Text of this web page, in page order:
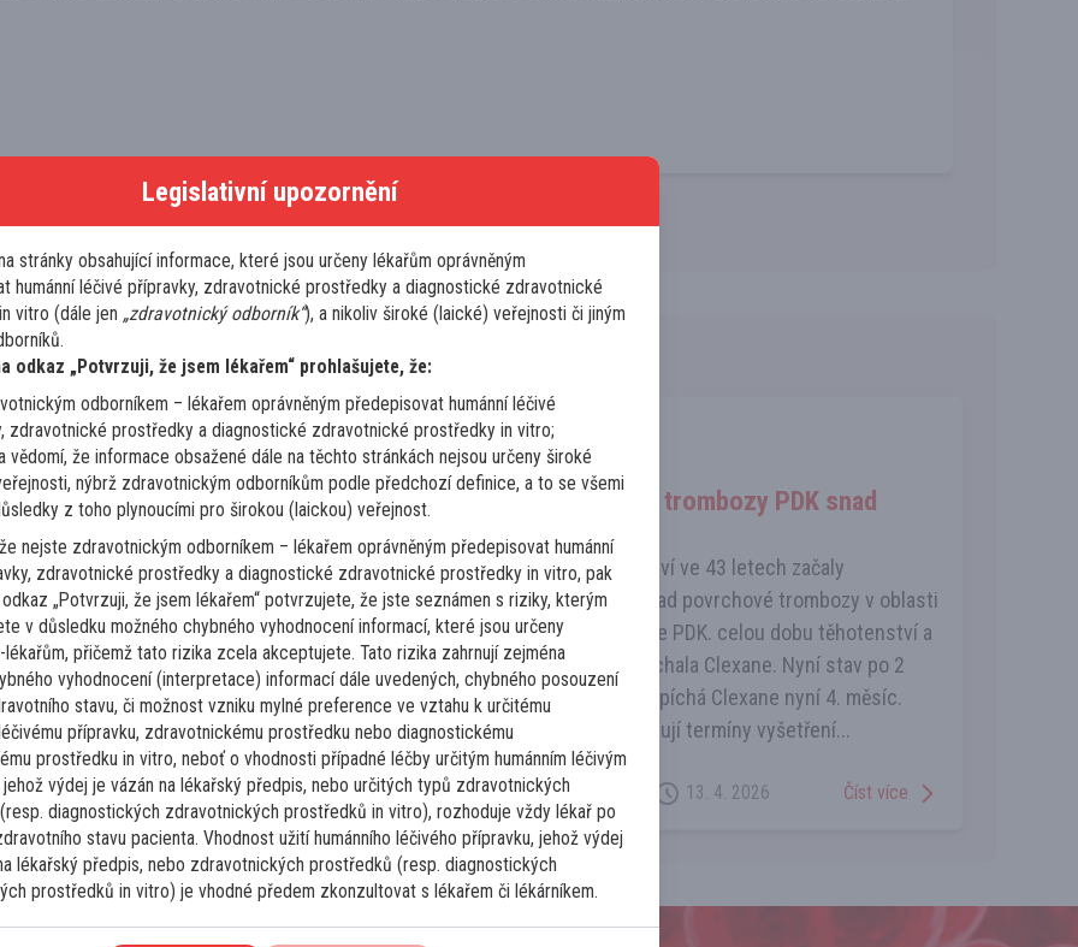
Hematolog
Lymfomy a CLL
Pacientka so súčasným ochorením -
HL + myelóm / oba aktívne
ochorenia/
Dobrý deň, chcem sa poradiť o liečbe našej
69-ročnej pacientky - v úvode s prítomným HL,
typ MC, KŠ III.B, po opakovaných cykloch cht
(ABVD, RAT, DHAP, Adcetris+bendamustin,UL-
Adcetris), t.č. prítomný podľa PET/CT
vyšetrenia aj relaps HL (zahájená l...
3 3. 5. 2026 Číst více
Gynekolog
Myelom
Opakované trombozy PDK snad
povrchové
V 2. těhotenství ve 43 letech začaly
opakované snad povrchové trombozy v oblasti
v ohybu kolene PDK. celou dobu těhotenství a
šestinedělí píchala Clexane. Nyní stav po 2
letech stejný, píchá Clexane nyní 4. měsíc.
Stále se oddalují termíny vyšetření...
13. 4. 2026 Číst více
Legislativní upozornění
stránky obsahující informace, které jsou určeny lékařům oprávněným
humánní léčivé přípravky, zdravotnické prostředky a diagnostické zdravotnické
vitro (dále jen „zdravotnický odborník“), a nikoliv široké (laické) veřejnosti či jiným
odkaz „Potvrzuji, že jsem lékařem“ prohlašujete, že:
odborníkem – lékařem oprávněným předepisovat humánní léčivé
zdravotnické prostředky a diagnostické zdravotnické prostředky in vitro;
vědomí, že informace obsažené dále na těchto stránkách nejsou určeny široké
nýbrž zdravotnickým odborníkům podle předchozí definice, a to se všemi
z toho plynoucími pro širokou (laickou) veřejnost.
nejste zdravotnickým odborníkem – lékařem oprávněným předepisovat humánní
zdravotnické prostředky a diagnostické zdravotnické prostředky in vitro, pak
„Potvrzuji, že jsem lékařem“ potvrzujete, že jste seznámen s riziky, kterým
v důsledku možného chybného vyhodnocení informací, které jsou určeny
lékařům, přičemž tato rizika zcela akceptujete. Tato rizika zahrnují zejména
vyhodnocení (interpretace) informací dále uvedených, chybného posouzení
stavu, či možnost vzniku mylné preference ve vztahu k určitému
přípravku, zdravotnickému prostředku nebo diagnostickému
prostředku in vitro, neboť o vhodnosti případné léčby určitým humánním léčivým
výdej je vázán na lékařský předpis, nebo určitých typů zdravotnických
diagnostických zdravotnických prostředků in vitro), rozhoduje vždy lékař po
stavu pacienta. Vhodnost užití humánního léčivého přípravku, jehož výdej
lékařský předpis, nebo zdravotnických prostředků (resp. diagnostických
prostředků in vitro) je vhodné předem zkonzultovat s lékařem či lékárníkem.